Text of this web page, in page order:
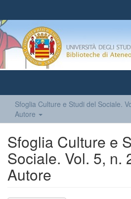
Sfoglia Culture e Studi del Sociale.
Autore
Sfoglia Culture e
Sociale. Vol. 5, n.
Autore